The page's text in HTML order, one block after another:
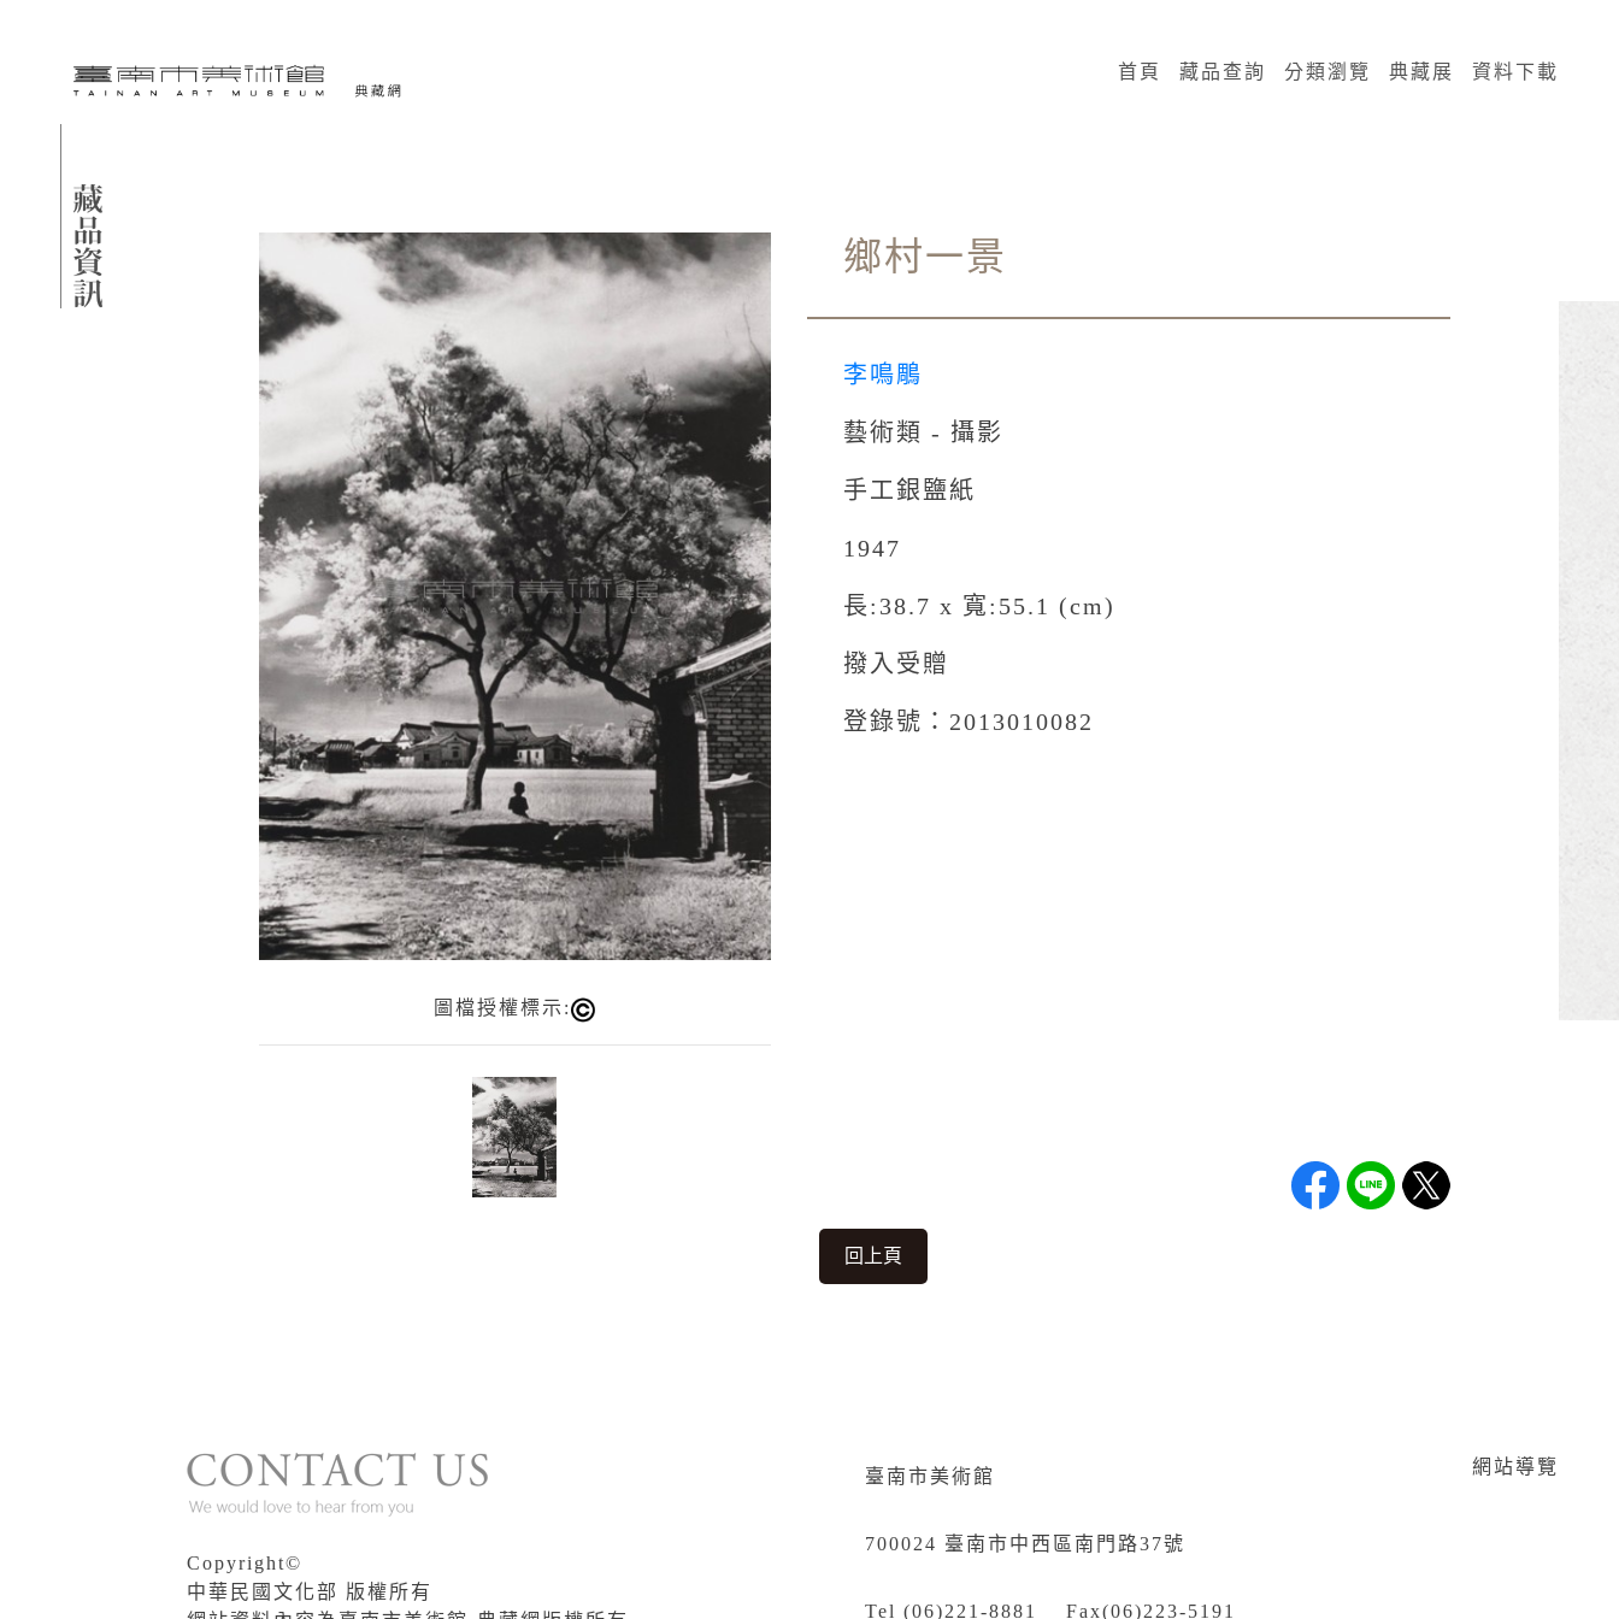
臺南市美術館-典藏網
網頁導覽
首頁 藏品查詢 分類瀏覽 典藏展 資料下載
圖檔授權標示:
鄉村一景
李鳴鵰
藝術類 - 攝影
手工銀鹽紙
1947
長:38.7 x 寬:55.1 (cm)
撥入受贈
登錄號：2013010082
回上頁
Copyright©
中華民國文化部 版權所有
臺南市美術館
700024 臺南市中西區南門路37號
Tel (06)221-8881 Fax(06)223-5191
網站導覽